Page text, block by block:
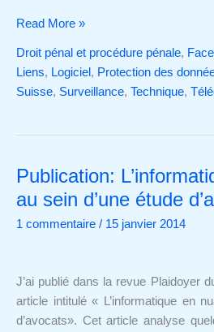
Read More »
Droit pénal et procédure pénale,
Liens, Logiciel , Protection des
Suisse, Surveillance, Technique,
Publication:
au sein d’une étude
1 commentaire / 15 janvier 2014
J’ai publié dans la revue Plaidoyer
article intitulé « L’informatique en
d’avocats». Cet article analyse
Publication:
L’informatique
nuage
d’une